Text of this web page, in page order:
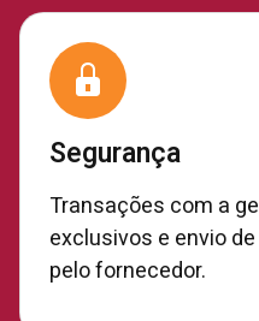
Segurança
Transações com a
exclusivos e envio
pelo fornecedor.